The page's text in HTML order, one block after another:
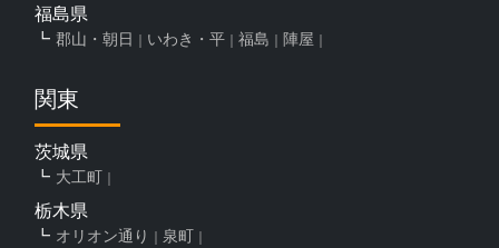
福島県
郡山・朝日 いわき・平 福島 陣屋
関東
茨城県
大工町
栃木県
オリオン通り 泉町